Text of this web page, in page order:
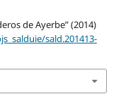
de Ayerbe” (2014)
sald.201413-